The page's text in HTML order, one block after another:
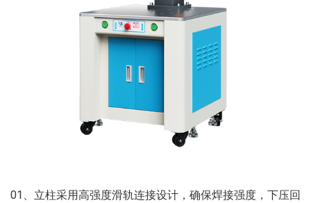
01、立柱采用高强度滑轨连接设计，确保焊接强度，下压回